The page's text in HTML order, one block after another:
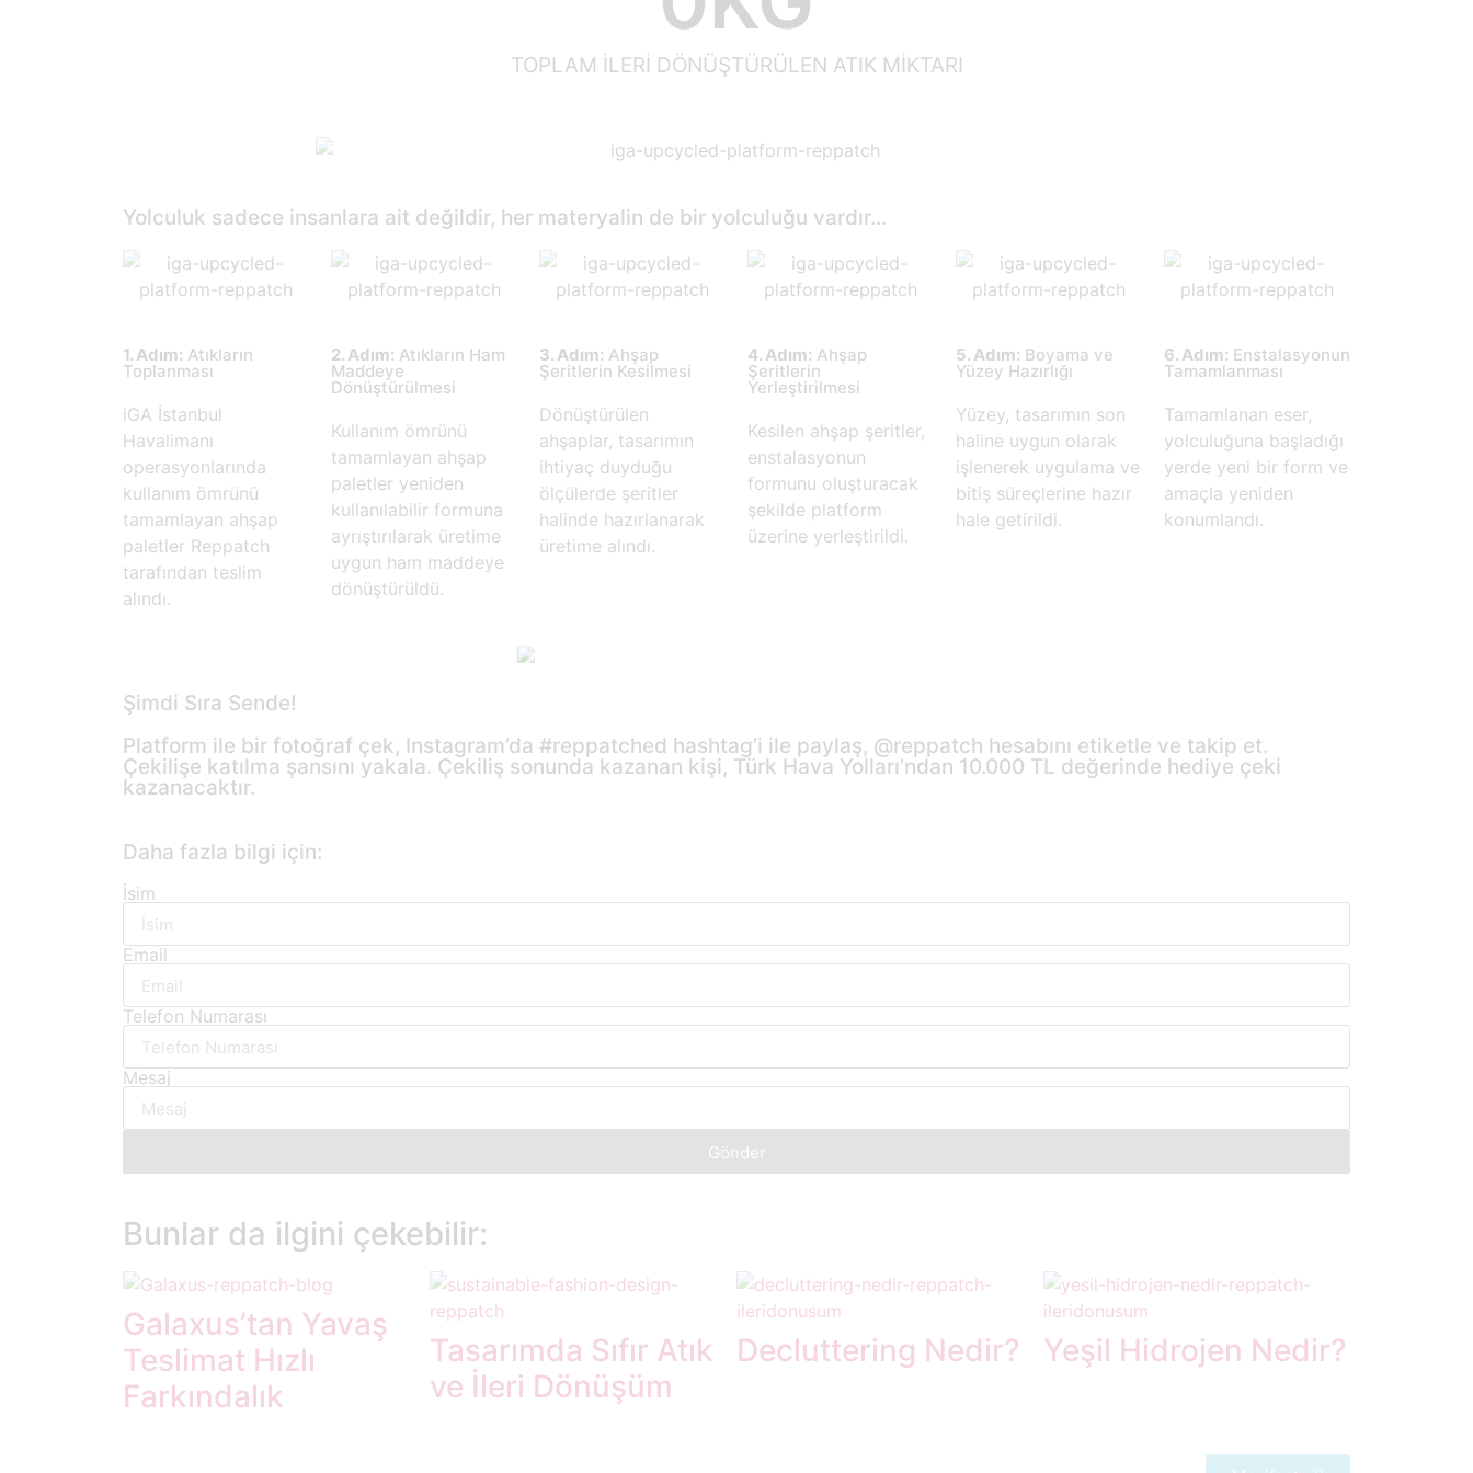
TOPLAM İLERİ DÖNÜŞTÜRÜLEN ATIK MİKTARI
Yolculuk sadece insanlara ait değildir, her materyalin de bir yolculuğu vardır...
1. Adım: Atıkların
Toplanması
iGA İstanbul
Havalimanı
operasyonlarında
kullanım ömrünü
tamamlayan ahşap
paletler Reppatch
tarafından teslim
alındı.
2. Adım: Atıkların Ham
Maddeye
Dönüştürülmesi
Kullanım ömrünü
tamamlayan ahşap
paletler yeniden
kullanılabilir formuna
ayrıştırılarak üretime
uygun ham maddeye
dönüştürüldü.
3. Adım: Ahşap
Şeritlerin Kesilmesi
Dönüştürülen
ahşaplar, tasarımın
ihtiyaç duyduğu
ölçülerde şeritler
halinde hazırlanarak
üretime alındı.
4. Adım: Ahşap
Şeritlerin
Yerleştirilmesi
Kesilen ahşap şeritler,
enstalasyonun
formunu oluşturacak
şekilde platform
üzerine yerleştirildi.
5. Adım: Boyama ve
Yüzey Hazırlığı
Yüzey, tasarımın son
haline uygun olarak
işlenerek uygulama ve
bitiş süreçlerine hazır
hale getirildi.
6. Adım: Enstalasyonun
Tamamlanması
Tamamlanan eser,
yolculuğuna başladığı
yerde yeni bir form ve
amaçla yeniden
konumlandı.
Şimdi Sıra Sende!
Platform ile bir fotoğraf çek, Instagram’da #reppatched hashtag’i ile paylaş, @reppatch hesabını etiketle ve takip et.
Çekilişe katılma şansını yakala. Çekiliş sonunda kazanan kişi, Türk Hava Yolları’ndan 10.000 TL değerinde hediye çeki
kazanacaktır.
Daha fazla bilgi için:
İsim
Email
Telefon Numarası
Mesaj
Gönder
Bunlar da ilgini çekebilir:
Galaxus’tan Yavaş
Teslimat Hızlı
Farkındalık
Tasarımda Sıfır Atık
ve İleri Dönüşüm
Decluttering Nedir? Yeşil Hidrojen Nedir?